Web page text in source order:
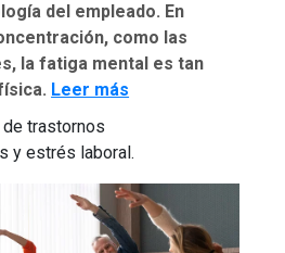
del empleado. En
como las
la fatiga mental es tan
Leer más
de trastornos
y estrés laboral.